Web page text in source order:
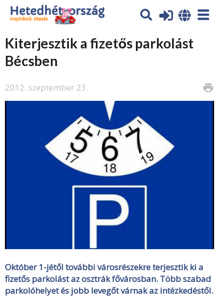
Kiterjesztik a fizetős parkolást
Bécsben
2012. szeptember 23. print
Október 1-jétől további városrészekre terjesztik ki a
fizetős parkolást az osztrák fővárosban. Több szabad
parkolóhelyet és jobb levegőt várnak az intézkedéstől.